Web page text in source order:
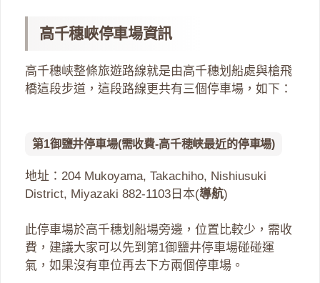
高千穗峽停車場資訊
高千穗峡整條旅遊路線就是由高千穗划船處與槍飛
橋這段步道，這段路線更共有三個停車場，如下：
第1御鹽井停車場(需收費-高千穂峡最近的停車場)
地址：204 Mukoyama, Takachiho, Nishiusuki
District, Miyazaki 882-1103日本(導航)
此停車場於高千穗划船場旁邊，位置比較少，需收
費，建議大家可以先到第1御鹽井停車場碰碰運
氣，如果沒有車位再去下方兩個停車場。